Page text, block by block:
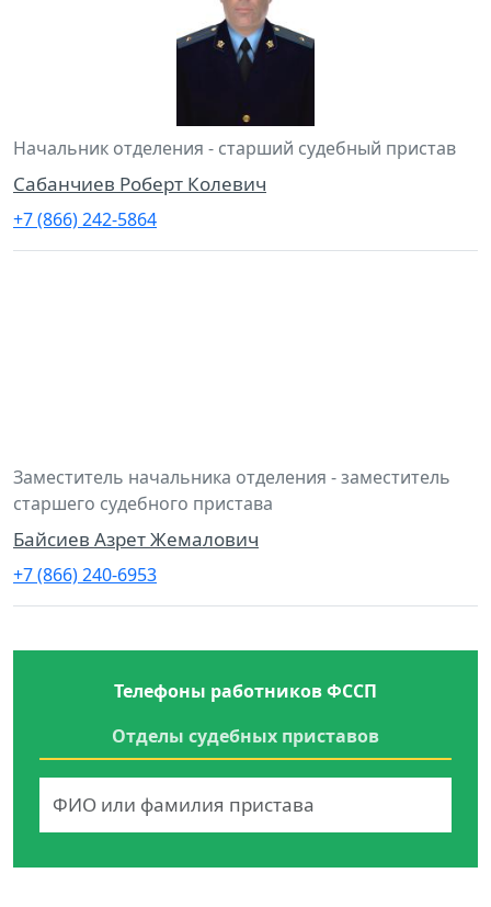
Начальник отделения - старший судебный пристав
Сабанчиев Роберт Колевич
+7 (866) 242-5864
Заместитель начальника отделения - заместитель
старшего судебного пристава
Байсиев Азрет Жемалович
+7 (866) 240-6953
Телефоны работников ФССП
Отделы судебных приставов